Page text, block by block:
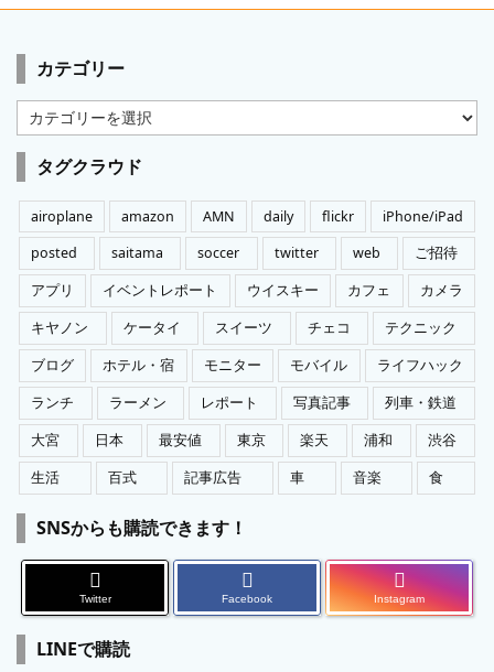
カテゴリー
カ
テ
ゴ
リ
ー
タグクラウド
airoplane amazon AMN daily flickr
iPhone/iPad
posted
saitama soccer twitter web
ご招待
アプリ
イベントレポート ウイスキー カフェ
カメラ
キヤノン
ケータイ スイーツ チェコ
テクニック
ブログ
ホテル・宿 モニター モバイル
ライフハック
ランチ
ラーメン レポート 写真記事
列車・鉄道
大宮
日本 最安値 東京 楽天 浦和
渋谷
生活
百式 記事広告 車 音楽 食
SNSからも購読できます！
Twitter Facebook Instagram
LINEで購読